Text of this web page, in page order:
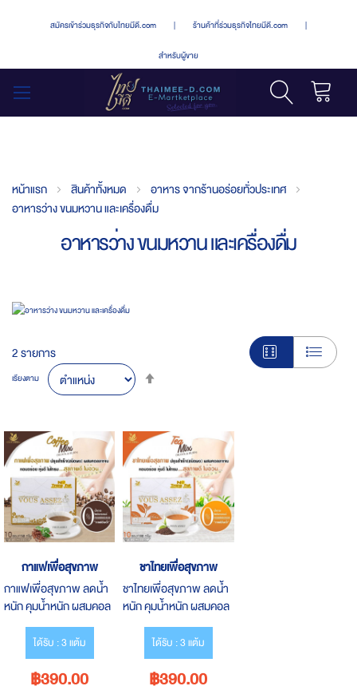
สมัครเข้าร่วมธุรกิจกับไทยมีดี.com | ร้านค้าที่ร่วมธุรกิจไทยมีดี.com |
สำหรับผู้ขาย
หน้าแรก สินค้าทั้งหมด
อาหาร จากร้านอร่อยทั่วประเทศ
อาหารว่าง ขนมหวาน และเครื่องดื่ม
อาหารว่าง ขนมหวาน และเครื่องดื่ม
2รายการ
เรียงตาม
Direction
กาแฟเพื่อสุขภาพ
กาแฟเพื่อสุขภาพ ลดน้ำ
หนัก คุมน้ำหนัก ผสมคอล
ลาเจน ตรา Vous Assez
CoffeeMix
(Block&Burn) ขนาด
150 กรัม
ได้รับ : 3 แต้ม
฿390.00
ชาไทยเพื่อสุขภาพ
ชาไทยเพื่อสุขภาพ ลดน้ำ
หนัก คุมน้ำหนัก ผสมคอล
ลาเจน ตรา Vous Assez
Tea Mix (Block&Burn)
ขนาด 180 กรัม
ได้รับ : 3 แต้ม
฿390.00